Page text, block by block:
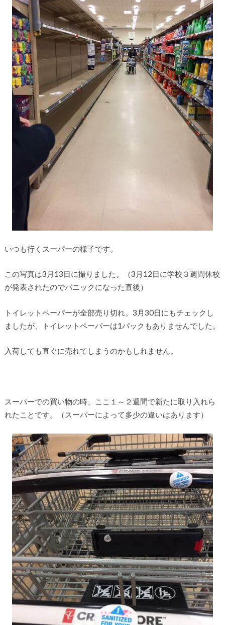
いつも行くスーパーの様子です。
この写真は3月13日に撮りました。（3月12日に学校３週間休校
が発表されたのでパニックになった直後）
トイレットペーパーが全部売り切れ。3月30日にもチェックし
ましたが、トイレットペーパーは1パックもありませんでした。
入荷しても直ぐに売れてしまうのかもしれません。
スーパーでの買い物の時、ここ１～２週間で新たに取り入れら
れたことです。（スーパーによって多少の違いはあります）